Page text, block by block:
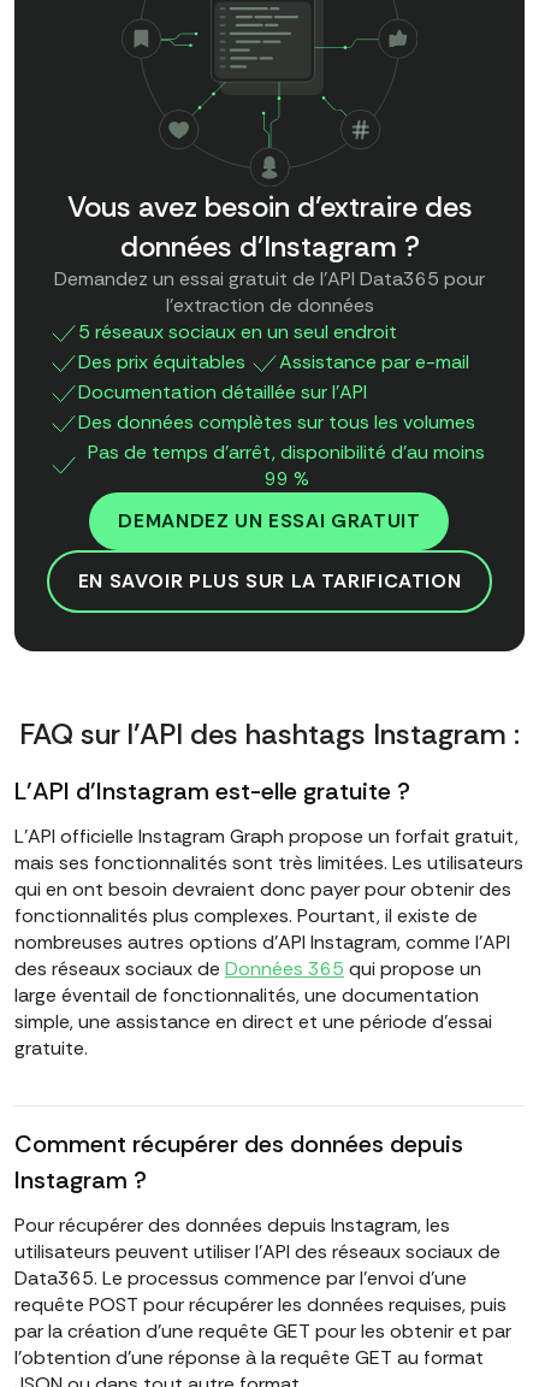
Vous avez besoin d'extraire des
données d'Instagram ?
Demandez un essai gratuit de l'API Data365 pour
l'extraction de données
5 réseaux sociaux en un seul endroit
Des prix équitables
Assistance par e-mail
Documentation détaillée sur l'API
Des données complètes sur tous les volumes
Pas de temps d'arrêt, disponibilité d'au moins
99 %
DEMANDEZ UN ESSAI GRATUIT
EN SAVOIR PLUS SUR LA TARIFICATION
FAQ sur l'API des hashtags Instagram :
L'API d'Instagram est-elle gratuite ?
L'API officielle Instagram Graph propose un forfait gratuit,
mais ses fonctionnalités sont très limitées. Les utilisateurs
qui en ont besoin devraient donc payer pour obtenir des
fonctionnalités plus complexes. Pourtant, il existe de
nombreuses autres options d'API Instagram, comme l'API
des réseaux sociaux de Données 365 qui propose un
large éventail de fonctionnalités, une documentation
simple, une assistance en direct et une période d'essai
gratuite.
Comment récupérer des données depuis
Instagram ?
Pour récupérer des données depuis Instagram, les
utilisateurs peuvent utiliser l'API des réseaux sociaux de
Data365. Le processus commence par l'envoi d'une
requête POST pour récupérer les données requises, puis
par la création d'une requête GET pour les obtenir et par
l'obtention d'une réponse à la requête GET au format